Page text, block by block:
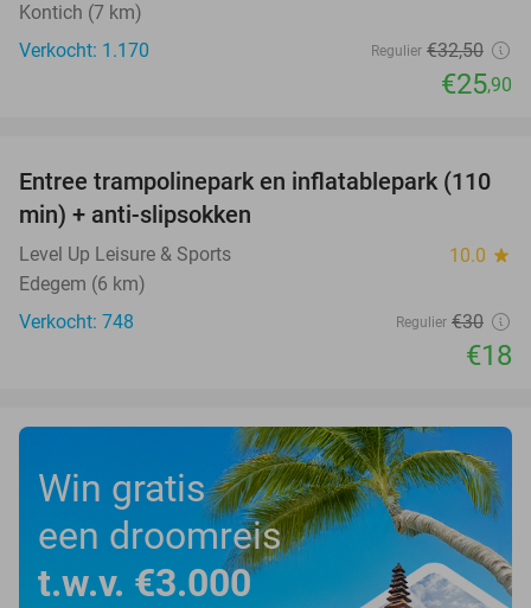
Kontich (7 km)
Verkocht: 1.170
Regulier €32,50
€25,90
40%
Entree trampolinepark en inflatablepark (110
min) + anti-slipsokken
Level Up Leisure & Sports 10.0 star
Edegem (6 km)
Verkocht: 748
Regulier €30
€18
Win gratis
een droomreis
t.w.v. €3.000